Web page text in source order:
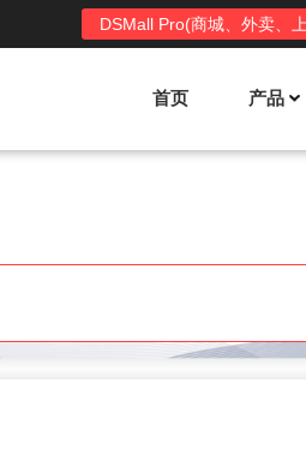
DSMall Pro(商城、外卖、
首页 产品
、限时
等
DSShop功能列表